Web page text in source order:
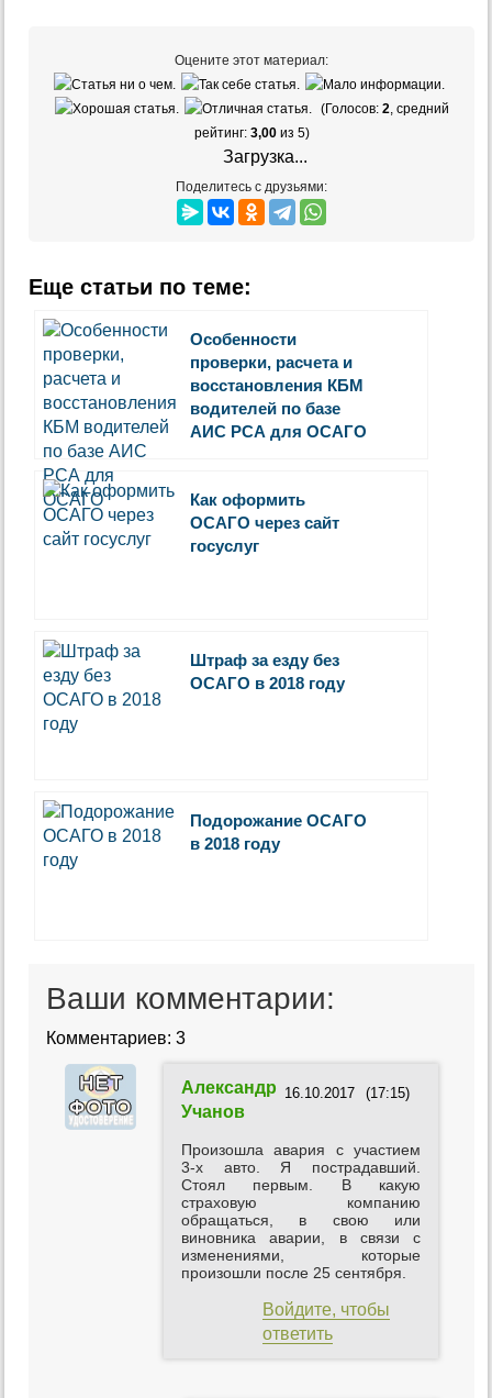
Оцените этот материал:
(Голосов: 2, средний
рейтинг: 3,00из 5)
Загрузка...
Поделитесь с друзьями:
Еще статьи по теме:
Особенности
проверки, расчета и
восстановления КБМ
водителей по базе
АИС РСА для ОСАГО
Как оформить
ОСАГО через сайт
госуслуг
Штраф за езду без
ОСАГО в 2018 году
Подорожание ОСАГО
в 2018 году
Ваши комментарии:
Комментариев: 3
(17:15)
16.10.2017
Александр
Учанов
Произошла авария с участием
3-х авто. Я пострадавший.
Стоял первым. В какую
страховую компанию
обращаться, в свою или
виновника аварии, в связи с
изменениями, которые
произошли после 25 сентября.
Войдите, чтобы
ответить